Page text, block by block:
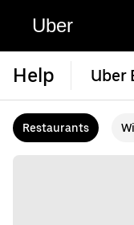
Uber
Help Uber
Restaurants